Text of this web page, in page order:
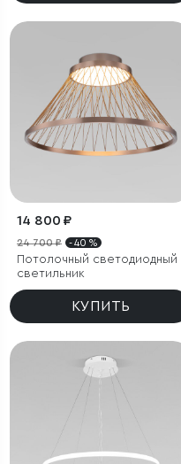
14 800 ₽
24 700 ₽ - 40 %
Потолочный светодиодный
светильник
КУПИТЬ